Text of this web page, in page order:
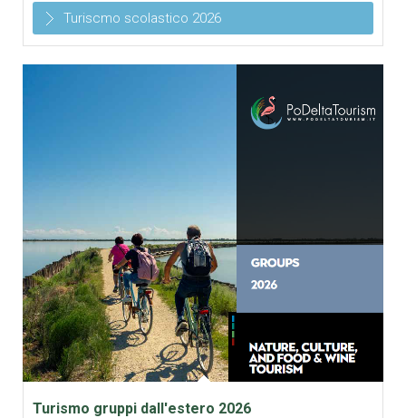
Turiscmo scolastico 2026
Turismo gruppi dall'estero 2026